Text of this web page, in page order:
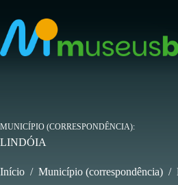
para
conteúdo
MUNICÍPIO (CORRESPONDÊNCIA)
LINDÓIA
Início / Município (correspondência) /